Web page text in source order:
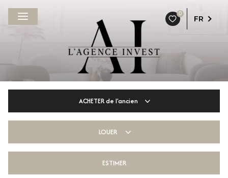
0
FR
ACHETERde l'ancien
De l'immo pro
LOUER
ESTIMER